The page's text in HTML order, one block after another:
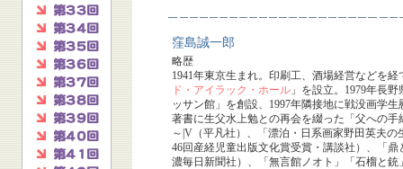
窪島誠一郎
略歴
1941年東京生まれ。印刷工、酒場経営などを
ド・アイラック・ホール 」を設立。1979年長
ッサン館」を創設、1997年隣接地に戦没画学
著書に生父水上勉との再会を綴った「父への
～|V（平凡社）、「漂泊・日系画家野田英夫
46回産経児童出版文化賞受賞・講談社）、「
濃毎日新聞社）、「無言館ノオト」「石榴と